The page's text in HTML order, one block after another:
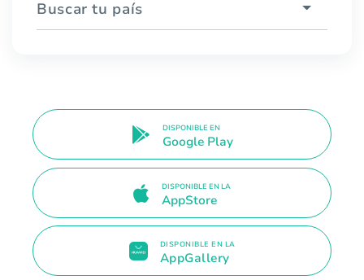
Buscar tu país
DISPONIBLE EN
Google Play
DISPONIBLE EN LA
AppStore
DISPONIBLE EN LA
AppGallery